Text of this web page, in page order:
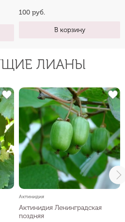
100 руб.
В корзину
ЛИАНЫ
Актинидия
Актинидия Ленинградская
поздняя